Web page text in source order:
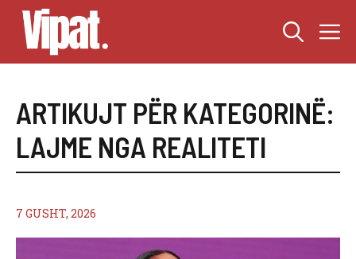
Skip
content
ARTIKUJT PËR KATEGORINË:
LAJME NGA REALITETI
7 GUSHT, 2026